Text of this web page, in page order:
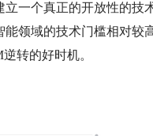
一个真正的开放性的技
领域的技术门槛相对较
转的好时机。